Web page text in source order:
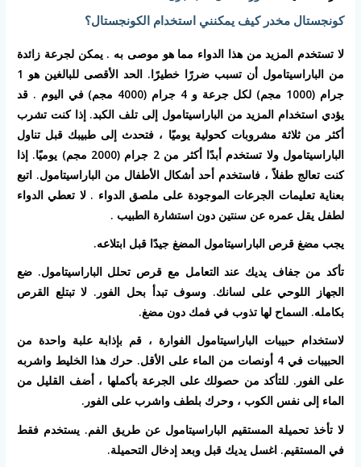
كونجستال مخدر كيف يمكنني استخدام الكونجستال؟
لا تستخدم المزيد من هذا الدواء مما هو موصى به . يمكن لجرعة زائدة
من الباراسيتامول أن تسبب ضررًا خطيرًا. الحد الأقصى للبالغين هو 1
جرام (1000 مجم) لكل جرعة و 4 جرام (4000 مجم) في اليوم . قد
يؤدي استخدام المزيد من الباراسيتامول إلى تلف الكبد. إذا كنت تشرب
أكثر من ثلاثة مشروبات كحولية يوميًا ، فتحدث إلى طبيبك قبل تناول
الباراسيتامول ولا تستخدم أبدًا أكثر من 2 جرام (2000 مجم) يوميًا. إذا
كنت تعالج طفلاً ، فاستخدم أحد أشكال الأطفال من الباراسيتامول. اتبع
بعناية تعليمات الجرعات الموجودة على ملصق الدواء . لا تعطي الدواء
لطفل يقل عمره عن سنتين دون استشارة الطبيب .
يجب مضغ قرص الباراسيتامول المضغ جيدًا قبل ابتلاعه.
تأكد من جفاف يديك عند التعامل مع قرص تحلل الباراسيتامول. ضع
الجهاز اللوحي على لسانك. وسوف تبدأ بحل الفور. لا تبتلع القرص
بكامله. السماح لها تذوب في فمك دون مضغ.
لاستخدام حبيبات الباراسيتامول الفوارة ، قم بإذابة علبة واحدة من
الحبيبات في 4 أونصات من الماء على الأقل. حرك هذا الخليط واشربه
على الفور. للتأكد من حصولك على الجرعة بأكملها ، أضف القليل من
الماء إلى نفس الكوب ، وحرك بلطف واشرب على الفور.
لا تأخذ تحميلة المستقيم الباراسيتامول عن طريق الفم. يستخدم فقط
في المستقيم. اغسل يديك قبل وبعد إدخال التحميلة.